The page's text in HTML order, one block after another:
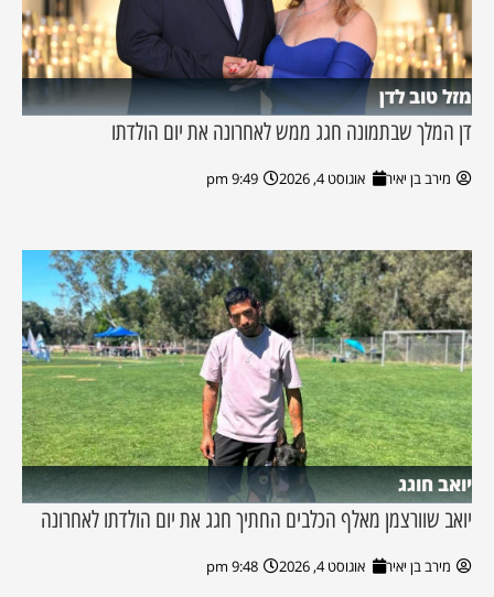
מזל טוב לדן
דן המלך שבתמונה חגג ממש לאחרונה את יום הולדתו
מירב בן יאיר אוגוסט 4, 2026 9:49 pm
יואב חוגג
יואב שוורצמן מאלף הכלבים החתיך חגג את יום הולדתו לאחרונה
מירב בן יאיר אוגוסט 4, 2026 9:48 pm